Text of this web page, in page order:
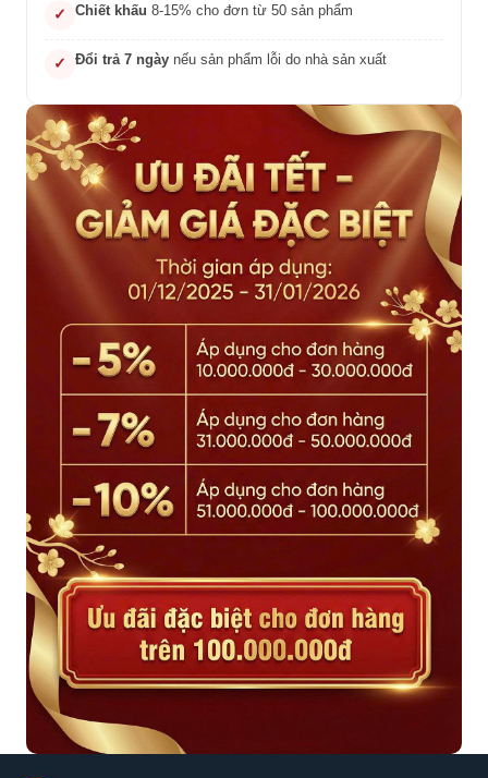
✓ Chiết khấu 8-15% cho đơn từ 50 sản phẩm
✓ Đổi trả 7 ngày nếu sản phẩm lỗi do nhà sản xuất